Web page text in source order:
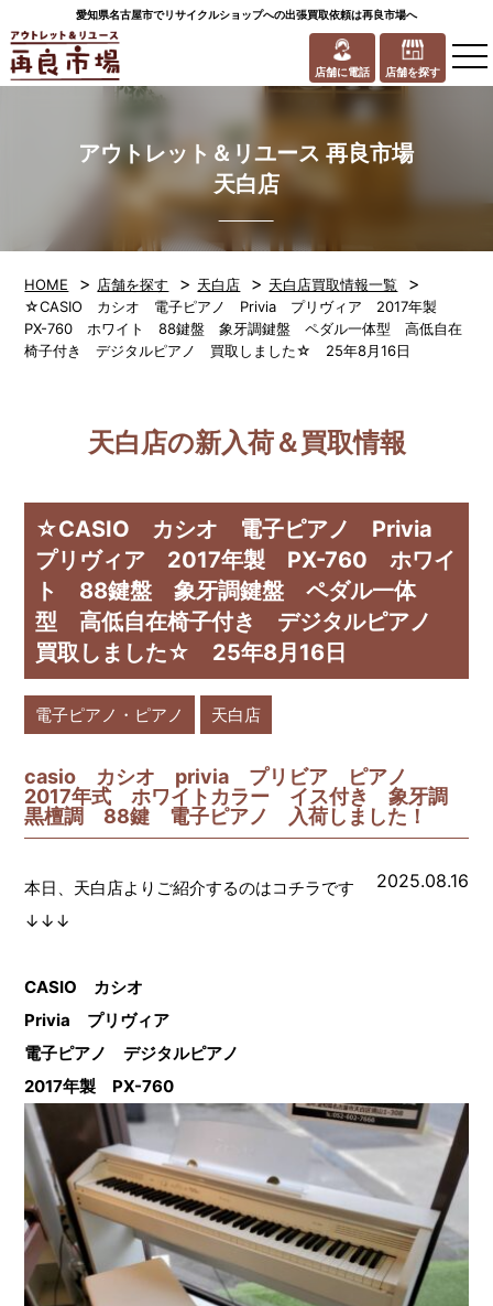
愛知県名古屋市でリサイクルショップへの出張買取依頼は再良市場へ
店舗に電話 店舗を探す
アウトレット＆リユース 再良市場
天白店
HOME > 店舗を探す > 天白店 > 天白店買取情報一覧 >
☆CASIO カシオ 電子ピアノ Privia プリヴィア 2017年製
PX-760 ホワイト 88鍵盤 象牙調鍵盤 ペダル一体型 高低自在
椅子付き デジタルピアノ 買取しました☆ 25年8月16日
天白店の新入荷＆買取情報
☆CASIO カシオ 電子ピアノ Privia
プリヴィア 2017年製 PX-760 ホワイ
ト 88鍵盤 象牙調鍵盤 ペダル一体
型 高低自在椅子付き デジタルピアノ
買取しました☆ 25年8月16日
電子ピアノ・ピアノ 天白店
casio カシオ privia プリビア ピアノ
2017年式 ホワイトカラー イス付き 象牙調
黒檀調 88鍵 電子ピアノ 入荷しました！
2025.08.16
本日、天白店よりご紹介するのはコチラです
↓↓↓
CASIO カシオ
Privia プリヴィア
電子ピアノ デジタルピアノ
2017年製 PX-760